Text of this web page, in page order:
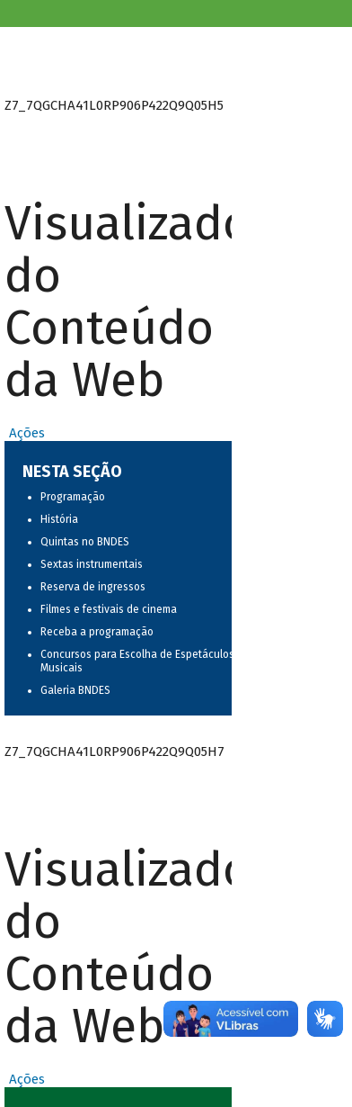
Z7_7QGCHA41L0RP906P422Q9Q05H5
Visualizador
do
Conteúdo
da Web
Ações
NESTA SEÇÃO
Programação
História
Quintas no BNDES
Sextas instrumentais
Reserva de ingressos
Filmes e festivais de cinema
Receba a programação
Concursos para Escolha de Espetáculos
Musicais
Galeria BNDES
Z7_7QGCHA41L0RP906P422Q9Q05H7
Visualizador
do
Conteúdo
da Web
Ações